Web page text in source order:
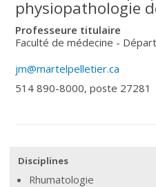
physiopathologie
Professeure titulaire
Faculté de médecine -
jm@martelpelletier.ca
514 890-8000, poste 27281
Disciplines
Rhumatologie